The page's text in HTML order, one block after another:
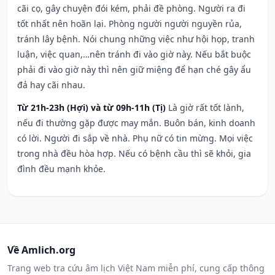
cãi cọ, gây chuyện đói kém, phải đề phòng. Người ra đi
tốt nhất nên hoãn lại. Phòng người người nguyền rủa,
tránh lây bệnh. Nói chung những việc như hội họp, tranh
luận, việc quan,…nên tránh đi vào giờ này. Nếu bắt buộc
phải đi vào giờ này thì nên giữ miệng để hạn ché gây ẩu
đả hay cãi nhau.
Từ 21h-23h (Hợi) và từ 09h-11h (Tị) Là giờ rất tốt lành,
nếu đi thường gặp được may mắn. Buôn bán, kinh doanh
có lời. Người đi sắp về nhà. Phụ nữ có tin mừng. Mọi việc
trong nhà đều hòa hợp. Nếu có bệnh cầu thì sẽ khỏi, gia
đình đều mạnh khỏe.
Về Amlich.org
Trang web tra cứu âm lịch Việt Nam miễn phí, cung cấp thông